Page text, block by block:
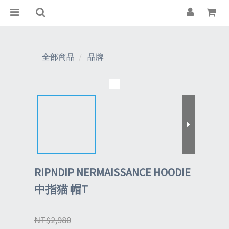
全部商品 品牌
RIPNDIP NERMAISSANCE HOODIE
中指猫 帽T
NT$2,980